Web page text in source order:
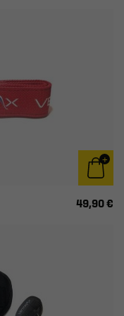
49,90 €